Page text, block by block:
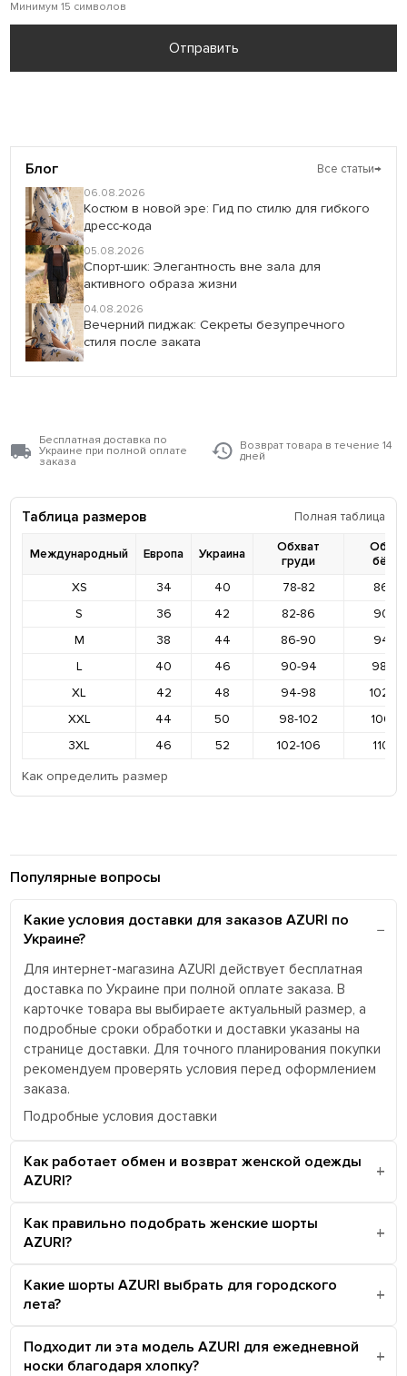
Минимум 15 символов
Отправить
Блог Все статьи→
06.08.2026
Костюм в новой эре: Гид по стилю для гибкого
дресс-кода
05.08.2026
Спорт-шик: Элегантность вне зала для
активного образа жизни
04.08.2026
Вечерний пиджак: Секреты безупречного
стиля после заката
Бесплатная доставка по
Украине при полной оплате
заказа
Возврат товара в течение 14
дней
Таблица размеров Полная таблица
Международный Европа Украина
Обхват
груди
XS
34 40 78-82
86-
S
36 42 82-86
90-
M
38 44 86-90
94-
L
40 46 90-94
98-
XL
42 48 94-98
102-
XXL
44 50 98-102
106-
3XL
46 52 102-106
110-
Как определить размер
Популярные вопросы
Какие условия доставки для заказов AZURI по
Украине?
Для интернет-магазина AZURI действует бесплатная
доставка по Украине при полной оплате заказа. В
карточке товара вы выбираете актуальный размер, а
подробные сроки обработки и доставки указаны на
странице доставки. Для точного планирования покупки
рекомендуем проверять условия перед оформлением
заказа.
Подробные условия доставки
Как работает обмен и возврат женской одежды
AZURI?
Как правильно подобрать женские шорты
AZURI?
Какие шорты AZURI выбрать для городского
лета?
Подходит ли эта модель AZURI для ежедневной
носки благодаря хлопку?